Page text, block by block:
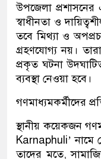
উপজেলা প্রশাসনের
স্বাধীনতা ও
তবে মিথ্যা ও
গ্রহণযোগ্য নয়।
প্রকৃত ঘটনা
ব্যবস্থা নেওয়া হবে।
গণমাধ্যমকর্মীদের
স্থানীয় কয়েকজন
Karnaphuli’ নামে
তাদের মতে,